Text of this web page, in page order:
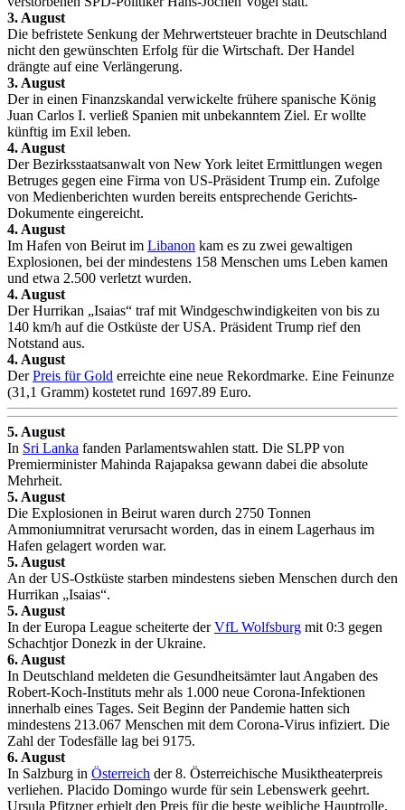
3. August
Die befristete Senkung der Mehrwertsteuer brachte in Deutschland
nicht den gewünschten Erfolg für die Wirtschaft. Der Handel
drängte auf eine Verlängerung.
3. August
Der in einen Finanzskandal verwickelte frühere spanische König
Juan Carlos I. verließ Spanien mit unbekanntem Ziel. Er wollte
künftig im Exil leben.
4. August
Der Bezirksstaatsanwalt von New York leitet Ermittlungen wegen
Betruges gegen eine Firma von US-Präsident Trump ein. Zufolge
von Medienberichten wurden bereits entsprechende Gerichts-
Dokumente eingereicht.
4. August
Im Hafen von Beirut im Libanon kam es zu zwei gewaltigen
Explosionen, bei der mindestens 158 Menschen ums Leben kamen
und etwa 2.500 verletzt wurden.
4. August
Der Hurrikan „Isaias“ traf mit Windgeschwindigkeiten von bis zu
140 km/h auf die Ostküste der USA. Präsident Trump rief den
Notstand aus.
4. August
DerPreis für Gold erreichte eine neue Rekordmarke. Eine Feinunze
(31,1 Gramm) kostetet rund 1697.89 Euro.
5. August
In Sri Lanka fanden Parlamentswahlen statt. Die SLPP von
Premierminister Mahinda Rajapaksa gewann dabei die absolute
Mehrheit.
5. August
Die Explosionen in Beirut waren durch 2750 Tonnen
Ammoniumnitrat verursacht worden, das in einem Lagerhaus im
Hafen gelagert worden war.
5. August
An der US-Ostküste starben mindestens sieben Menschen durch den
Hurrikan „Isaias“.
5. August
In der Europa League scheiterte derVfL Wolfsburg mit 0:3 gegen
Schachtjor Donezk in der Ukraine.
6. August
In Deutschland meldeten die Gesundheitsämter laut Angaben des
Robert-Koch-Instituts mehr als 1.000 neue Corona-Infektionen
innerhalb eines Tages. Seit Beginn der Pandemie hatten sich
mindestens 213.067 Menschen mit dem Corona-Virus infiziert. Die
Zahl der Todesfälle lag bei 9175.
6. August
In Salzburg in Österreich der 8. Österreichische Musiktheaterpreis
verliehen. Placido Domingo wurde für sein Lebenswerk geehrt.
Ursula Pfitzner erhielt den Preis für die beste weibliche Hauptrolle,